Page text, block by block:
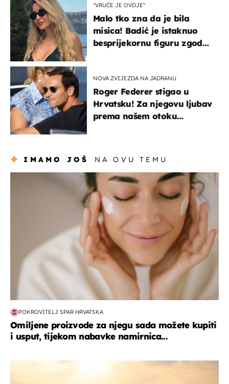
"VRUĆE JE OVDJE"
Malo tko zna da je bila
misica! Badić je istaknuo
besprijekornu figuru zgodne
NOVA ZVIJEZDA NA JADRANU
Roger Federer stigao u
Hrvatsku! Za njegovu ljubav
prema našem otoku
IMAMO JOŠ NA OVU TEMU
moda & ljepota
POKROVITELJ SPAR HRVATSKA
Omiljene proizvode za njegu sada možete kupiti
i usput, tijekom nabavke namirnica...